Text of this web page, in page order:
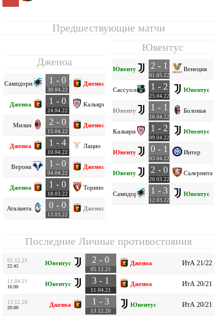
Предшествующие матчи
Дженоа
Сампдория 1 - 0
30.04.22
Дженоа
Дженоа 1 - 0
24.04.22
Кальяри
Милан 2 - 0
15.04.22
Дженоа
Дженоа 1 - 4
10.04.22
Лацио
Верона 1 - 0
04.04.22
Дженоа
Дженоа 1 - 0
18.03.22
Торино
Аталанта 0 - 0
13.03.22
Дженоа
Ювентус
Ювентус 2 - 1
01.05.22
Венеция
Сассуоло 1 - 2
25.04.22
Ювентус
Ювентус 1 - 1
16.04.22
Болонья
Кальяри 1 - 2
09.04.22
Ювентус
Ювентус 0 - 1
03.04.22
Интер
Ювентус 2 - 0
20.03.22
Сампдория 1 - 3
12.03.22
Ювентус
Последние Личные противостояния
05.12.21
22:45 Ювентус 2 - 0
05.12.21
Дженоа ИтА 21/22
11.04.21
16:00 Ювентус 3 - 1
11.04.21
Дженоа ИтА 20/21
13.12.20
20:00 Дженоа 1 - 3
13.12.20
Ювентус ИтА 20/21